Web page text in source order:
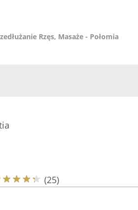
Rzęs, Masaże - Połomia
(25)